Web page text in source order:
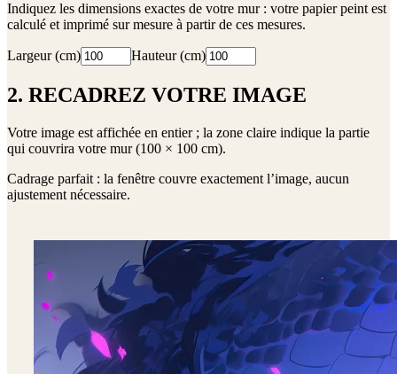
Indiquez les dimensions exactes de votre mur : votre papier peint est
calculé et imprimé sur mesure à partir de ces mesures.
Largeur (cm) Hauteur (cm)
2. RECADREZ VOTRE IMAGE
Votre image est affichée en entier ; la zone claire indique la partie
qui couvrira votre mur (100 × 100 cm).
Cadrage parfait : la fenêtre couvre exactement l’image, aucun
ajustement nécessaire.